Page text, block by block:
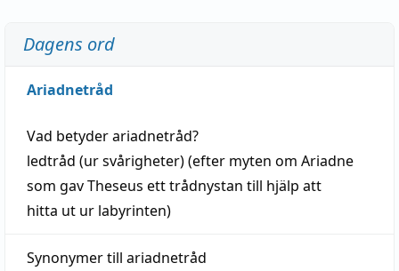
Dagens ord
Ariadnetråd
Vad betyderariadnetråd?
ledtråd (ur svårigheter) (efter myten om Ariadne
som gav Theseus ett trådnystan till hjälp att
hitta ut ur labyrinten)
Synonymer till ariadnetråd